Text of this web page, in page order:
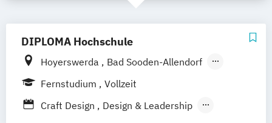
DIPLOMA Hochschule
Hoyerswerda
Bad Sooden-Allendorf
Aalen
Baden-Baden
Heilbronn Kassel Leipzig Mannheim
Fernstudium
Vollzeit
Craft Design
Design & Leadership